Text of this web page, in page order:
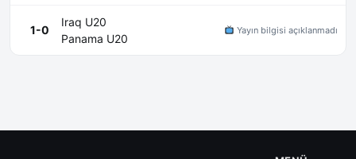
1-0
Iraq U20
Panama U20
Yayın bilgisi açıklanmadı